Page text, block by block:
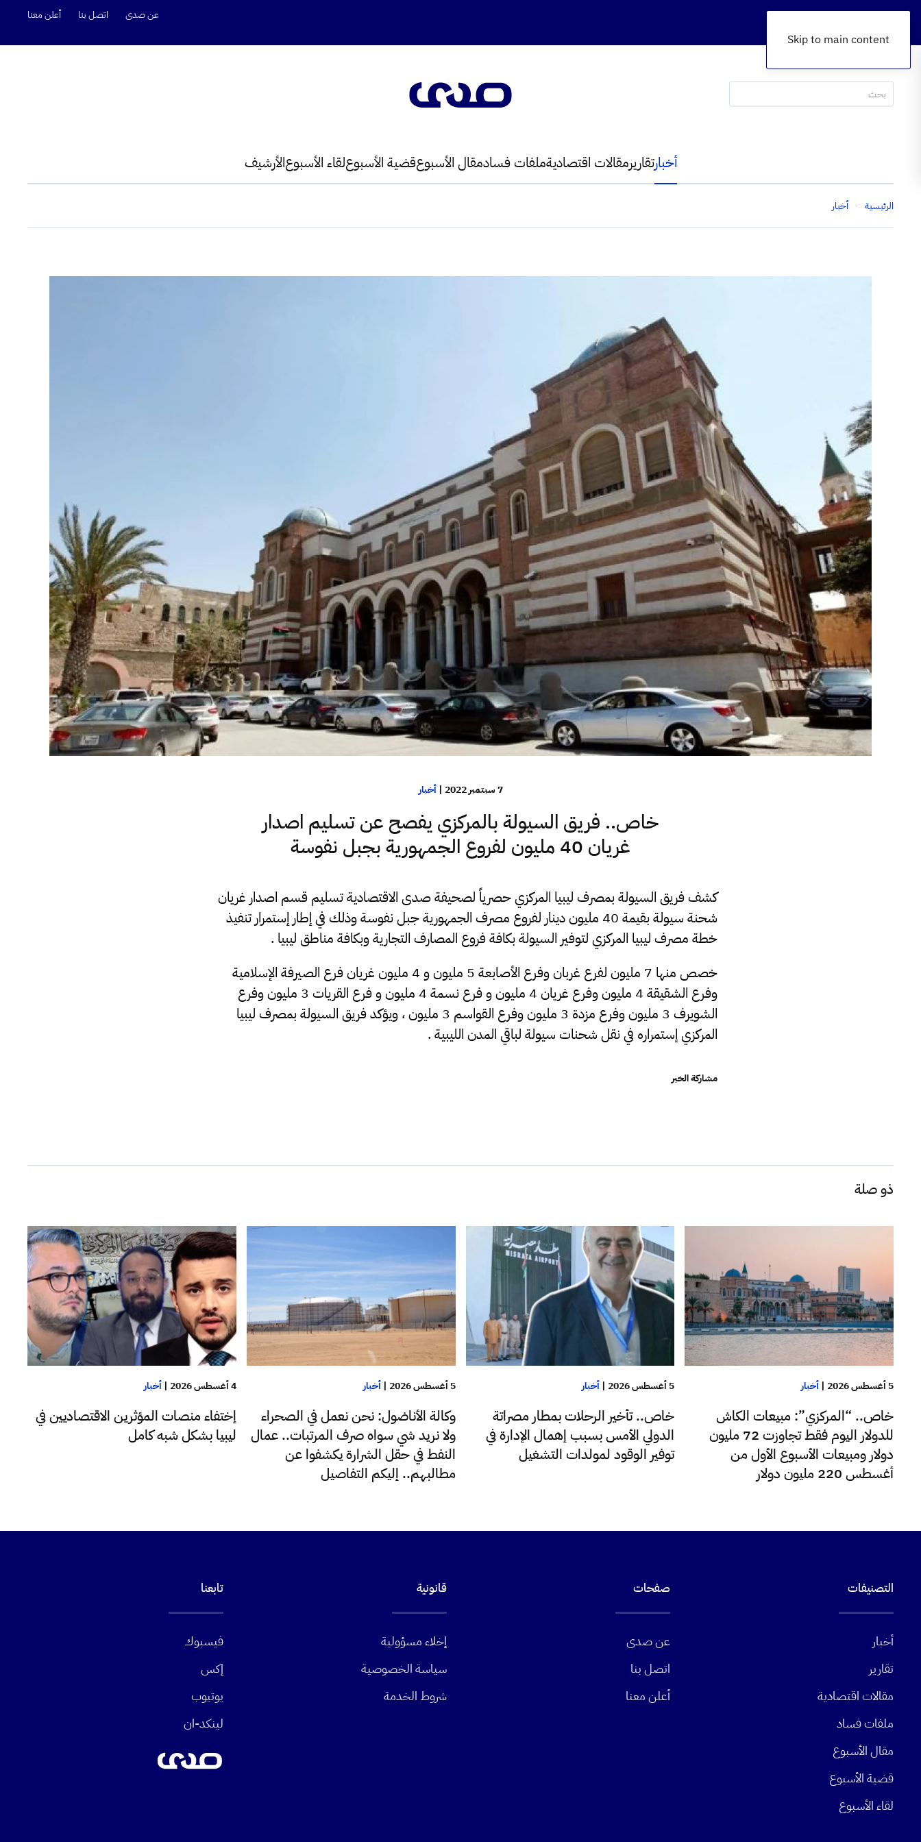
Skip to main content
عن صدى اتصل بنا أعلن معنا
أخبارتقاريرمقالات اقتصاديةملفات فسادمقال الأسبوعقضية الأسبوعلقاء الأسبوعالأرشيف
الرئيسية أخبار
7 سبتمبر 2022 |أخبار
خاص.. فريق السيولة بالمركزي يفصح عن تسليم اصدار
غريان 40 مليون لفروع الجمهورية بجبل نفوسة
كشف فريق السيولة بمصرف ليبيا المركزي حصرياً لصحيفة صدى الاقتصادية تسليم قسم اصدار غريان
شحنة سيولة بقيمة 40 مليون دينار لفروع مصرف الجمهورية جبل نفوسة وذلك في إطار إستمرار تنفيذ
خطة مصرف ليبيا المركزي لتوفير السيولة بكافة فروع المصارف التجارية وبكافة مناطق ليبيا .
خصص منها 7 مليون لفرع غربان وفرع الأصابعة 5 مليون و 4 مليون غريان فرع الصيرفة الإسلامية
وفرع الشقيقة 4 مليون وفرع غريان 4 مليون و فرع نسمة 4 مليون و فرع القريات 3 مليون وفرع
الشويرف 3 مليون وفرع مزدة 3 مليون وفرع القواسم 3 مليون ، ويؤكد فريق السيولة بمصرف ليبيا
المركزي إستمراره في نقل شحنات سيولة لباقي المدن الليبية .
مشاركة الخبر
ذو صلة
5 أغسطس 2026 | أخبار
خاص.. “المركزي”: مبيعات الكاش
للدولار اليوم فقط تجاوزت 72 مليون
دولار ومبيعات الأسبوع الأول من
أغسطس 220 مليون دولار
5 أغسطس 2026 | أخبار
خاص.. تأخير الرحلات بمطار مصراتة
الدولي الأمس بسبب إهمال الإدارة في
توفير الوقود لمولدات التشغيل
5 أغسطس 2026 |أخبار
وكالة الأناضول: نحن نعمل في الصحراء
ولا نريد شي سواه صرف المرتبات.. عمال
النفط في حقل الشرارة يكشفوا عن
مطالبهم.. إليكم التفاصيل
4 أغسطس 2026 |أخبار
إختفاء منصات المؤثرين الاقتصاديين في
ليبيا بشكل شبه كامل
التصنيفات
أخبار
تقارير
مقالات اقتصادية
ملفات فساد
مقال الأسبوع
قضية الأسبوع
لقاء الأسبوع
صفحات
عن صدى
اتصل بنا
أعلن معنا
قانونية
إخلاء مسؤولية
سياسة الخصوصية
شروط الخدمة
تابعنا
فيسبوك
إكس
يوتيوب
لينكد-ان